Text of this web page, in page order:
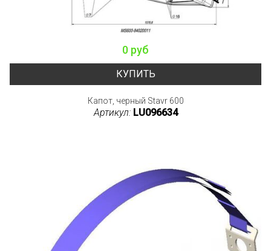
0 руб
КУПИТЬ
Капот, черный Stavr 600
Артикул: LU096634